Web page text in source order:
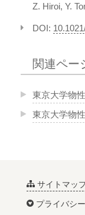
Z. Hiroi, Y.
DOI:
関連ペー
東京大学物
東京大学物
サイトマッ
プライバシ